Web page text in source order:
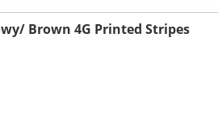
Brown 4G Printed Stripes